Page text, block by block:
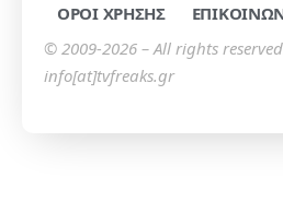
ΟΡΟΙ ΧΡΗΣΗΣ
© 2009-2026 – All rights
info[at]tvfreaks.gr